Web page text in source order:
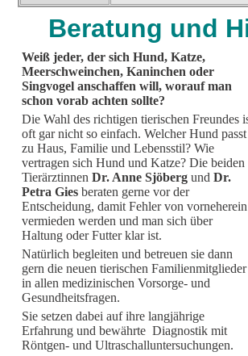
Beratung und
Weiß jeder, der sich Hund, Katze,
Meerschweinchen, Kaninchen oder
Singvogel anschaffen will, worauf man
schon vorab achten sollte?
Die Wahl des richtigen tierischen Freundes
oft gar nicht so einfach. Welcher Hund passt
zu Haus, Familie und Lebensstil? Wie
vertragen sich Hund und Katze? Die beiden
Tierärztinnen Dr. Anne Sjöberg und Dr.
Petra Gies beraten gerne vor der
Entscheidung, damit Fehler von vorneherein
vermieden werden und man sich über
Haltung oder Futter klar ist.
Natürlich begleiten und betreuen sie dann
gern die neuen tierischen Familienmitglieder
in allen medizinischen Vorsorge- und
Gesundheitsfragen.
Sie setzen dabei auf ihre langjährige
Erfahrung und bewährte Diagnostik mit
Röntgen- und Ultraschalluntersuchungen.